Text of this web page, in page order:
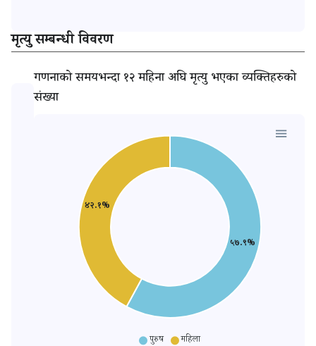
मृत्यु सम्बन्धी विवरण
गणनाको समयभन्दा १२ महिना अघि मृत्यु भएका व्यक्तिहरुको
संख्या
पुरुष महिला
५७.९%
४२.१%